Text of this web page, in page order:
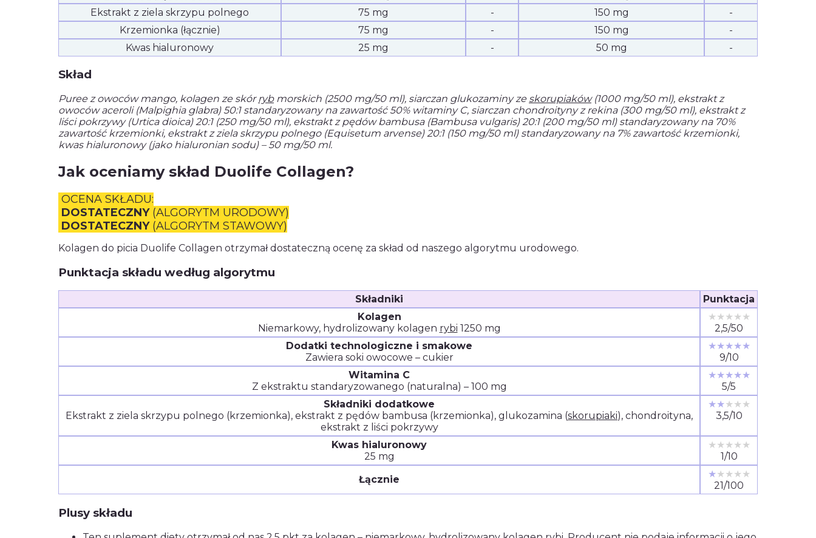
Ekstrakt z ziela skrzypu polnego
75 mg - 150 mg
-
Krzemionka (łącznie)
75 mg - 150 mg
-
Kwas hialuronowy
25 mg - 50 mg -
Skład
Puree z owoców mango, kolagen ze skórrybmorskich (2500 mg/50 ml), siarczan glukozaminy ze skorupiaków(1000 mg/50 ml), ekstrakt z
owoców aceroli (Malpighia glabra) 50:1 standaryzowany na zawartość 50% witaminy C, siarczan chondroityny z rekina (300 mg/50 ml), ekstrakt z
liści pokrzywy (Urtica dioica) 20:1 (250 mg/50 ml), ekstrakt z pędów bambusa (Bambusa vulgaris) 20:1 (200 mg/50 ml) standaryzowany na 70%
zawartość krzemionki, ekstrakt z ziela skrzypu polnego (Equisetum arvense) 20:1 (150 mg/50 ml) standaryzowany na 7% zawartość krzemionki,
kwas hialuronowy (jako hialuronian sodu) – 50 mg/50 ml.
Jak oceniamy skład Duolife Collagen?
OCENA SKŁADU:
DOSTATECZNY(ALGORYTM URODOWY)
DOSTATECZNY(ALGORYTM STAWOWY)
Kolagen do picia Duolife Collagen otrzymał dostateczną ocenę za skład od naszego algorytmu urodowego.
Punktacja składu według algorytmu
Składniki
Punktacja
Kolagen
Niemarkowy, hydrolizowany kolagen rybi 1250 mg
★★★★★
2,5/50
Dodatki technologiczne i smakowe
Zawiera soki owocowe – cukier
★★★★★
9/10
Witamina C
Z ekstraktu standaryzowanego (naturalna) – 100 mg
★★★★★
5/5
Składniki dodatkowe
Ekstrakt z ziela skrzypu polnego (krzemionka), ekstrakt z pędów bambusa (krzemionka), glukozamina (skorupiaki), chondroityna,
ekstrakt z liści pokrzywy
★★★★★
3,5/10
Kwas hialuronowy
25 mg
★★★★★
1/10
Łącznie
★★★★★
21/100
Plusy składu